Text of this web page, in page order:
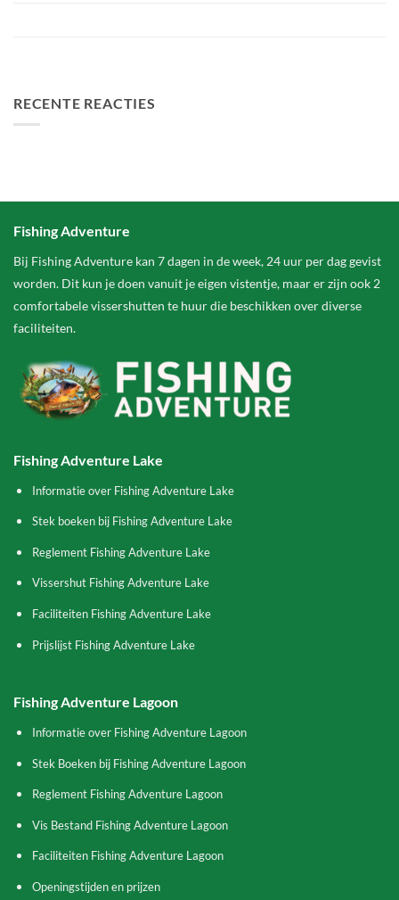
RECENTE REACTIES
Fishing Adventure
Bij Fishing Adventure kan 7 dagen in de week, 24 uur per dag gevist
worden. Dit kun je doen vanuit je eigen vistentje, maar er zijn ook 2
comfortabele vissershutten te huur die beschikken over diverse
faciliteiten.
Fishing Adventure Lake
Informatie over Fishing Adventure Lake
Stek boeken bij Fishing Adventure Lake
Reglement Fishing Adventure Lake
Vissershut Fishing Adventure Lake
Faciliteiten Fishing Adventure Lake
Prijslijst Fishing Adventure Lake
Fishing Adventure Lagoon
Informatie over Fishing Adventure Lagoon
Stek Boeken bij Fishing Adventure Lagoon
Reglement Fishing Adventure Lagoon
Vis Bestand Fishing Adventure Lagoon
Faciliteiten Fishing Adventure Lagoon
Openingstijden en prijzen